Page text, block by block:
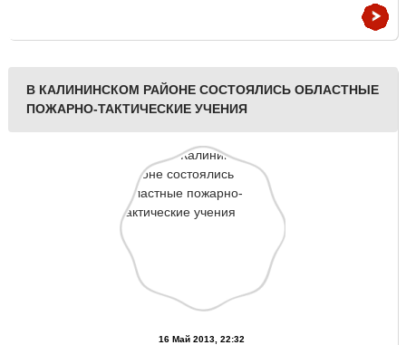
В КАЛИНИНСКОМ РАЙОНЕ СОСТОЯЛИСЬ ОБЛАСТНЫЕ
ПОЖАРНО-ТАКТИЧЕСКИЕ УЧЕНИЯ
16 Май 2013, 22:32